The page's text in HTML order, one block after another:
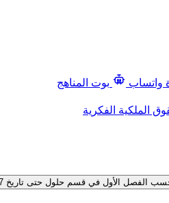
واتساب
بوت المناهج
الملكية الفكرية